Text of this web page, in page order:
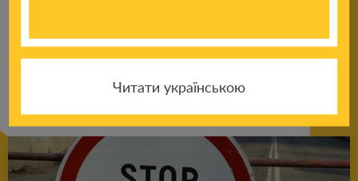
К другим
новостям
Читати українською